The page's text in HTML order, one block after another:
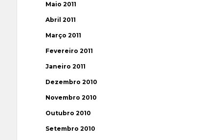
Maio 2011
Abril 2011
Março 2011
Fevereiro 2011
Janeiro 2011
Dezembro 2010
Novembro 2010
Outubro 2010
Setembro 2010